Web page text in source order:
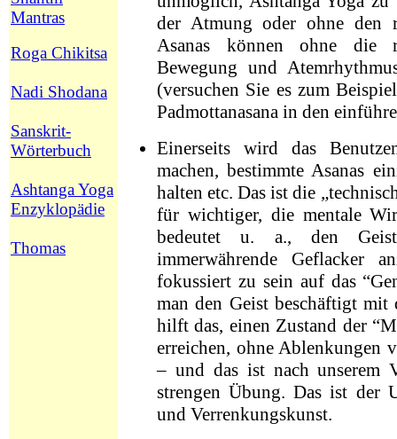
Mantras
Roga Chikitsa
Nadi Shodana
Sanskrit-
Wörterbuch
Ashtanga Yoga
Enzyklopädie
Thomas
der Atmung oder ohne den
Asanas können ohne die
Bewegung und
(versuchen Sie es zum
Padmottanasana in den
Einerseits wird das
machen, bestimmte Asanas
halten etc. Das ist die
für wichtiger, die mentale
bedeutet u. a., den
immerwährende Geflacker
fokussiert zu sein auf das
man den Geist beschäftigt mit
hilft das, einen Zustand der
erreichen, ohne Ablenkungen
– und das ist nach unserem
strengen Übung. Das ist der
und Verrenkungskunst.